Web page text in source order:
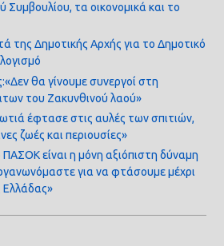
τα οικονομικά και το
της Δημοτικής Αρχής για το Δημοτικό
θα γίνουμε συνεργοί στη
του Ζακυνθινού λαού»
έφτασε στις αυλές των σπιτιών,
ζωές και περιουσίες»
είναι η μόνη αξιόπιστη δύναμη
για να φτάσουμε μέχρι
Ελλάδας»